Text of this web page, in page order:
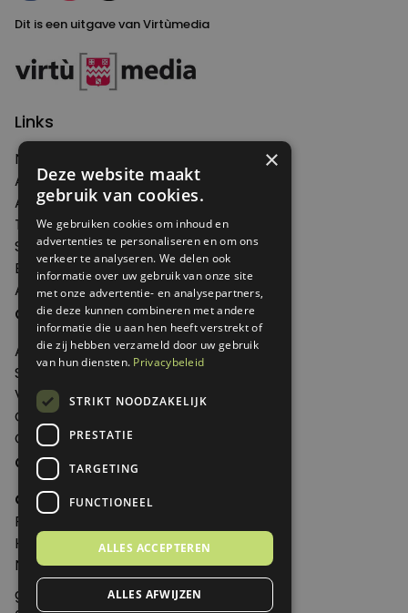
Dit is een uitgave van Virtùmedia
Links
Nieuws
Artikelen
Agenda
Thema's
Shop
Edities
Abonneren
Over Genoeg
Adverteren
Samenwerken
Verkooppunten
Over Genoeg
Contact
Contactgegevens
Genoeg
Postbus 595 - 3700 AN Zeist
Huis ter Heideweg 13 - 3705MA Zeist
Nederland
genoeg@spabonneeservice.nl
×
Deze website maakt
gebruik van cookies.
We gebruiken cookies om inhoud en
advertenties te personaliseren en om ons
verkeer te analyseren. We delen ook
informatie over uw gebruik van onze site
met onze advertentie- en analysepartners,
die deze kunnen combineren met andere
informatie die u aan hen heeft verstrekt of
die zij hebben verzameld door uw gebruik
van hun diensten. Privacybeleid
STRIKT NOODZAKELIJK
PRESTATIE
TARGETING
FUNCTIONEEL
ALLES ACCEPTEREN
ALLES AFWIJZEN